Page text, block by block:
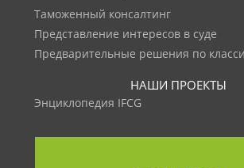
Таможенный консалтинг
Представление интересов в суде
Предварительные решения по
НАШИ ПРОЕКТЫ
Энциклопедия IFCG